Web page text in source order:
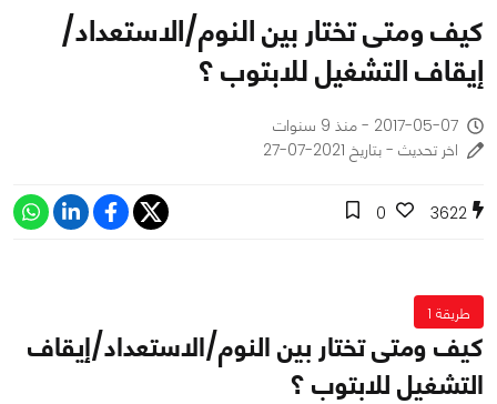
كيف ومتى تختار بين النوم/الاستعداد/
إيقاف التشغيل للابتوب ؟
2017-05-07 - منذ 9 سنوات
اخر تحديث - بتاريخ 2021-07-27
3622
0
طريقة 1
كيف ومتى تختار بين النوم/الاستعداد/إيقاف
التشغيل للابتوب ؟